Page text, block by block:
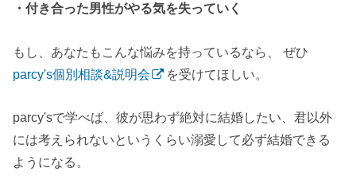
・付き合った男性がやる気を失っていく
もし、あなたもこんな悩みを持っているなら、 ぜひ
parcy's個別相談&説明会
を受けてほしい。
parcy'sで学べば、彼が思わず絶対に結婚したい、君以外
には考えられないというくらい溺愛して必ず結婚できる
ようになる。